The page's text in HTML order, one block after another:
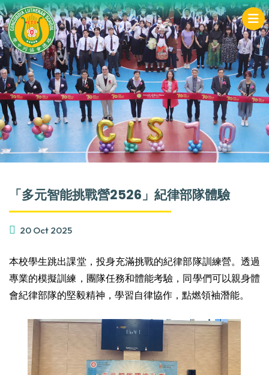
「多元智能挑戰營2526」紀律部隊體驗
20 Oct 2025
本校學生跳出課堂，投身充滿挑戰的紀律部隊訓練營。透過
專業的模擬訓練，團隊任務和體能考驗，同學們可以親身體
會紀律部隊的堅毅精神，學習自律協作，點燃領袖潛能。